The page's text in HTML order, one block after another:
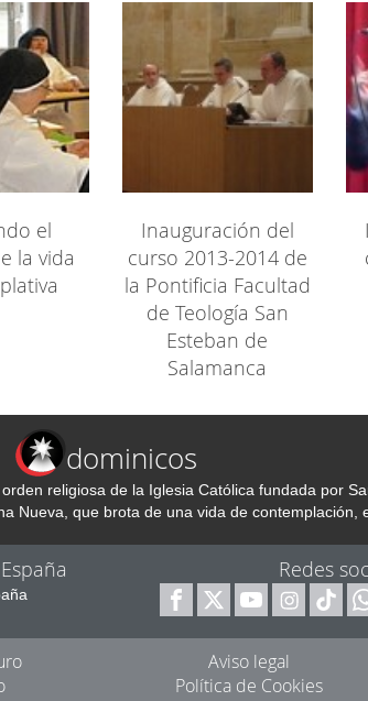
el
la vida
Inauguración del
curso 2013-2014 de
la Pontificia Facultad
de Teología San
Esteban de
Salamanca
dominicos
religiosa de la Iglesia Católica fundada por
Nueva, que brota de una vida de contemplación,
Redes
Aviso legal
Política de Cookies